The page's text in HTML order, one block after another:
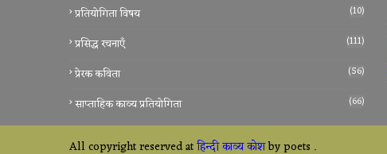
प्रतियोगिता विषय (10)
प्रसिद्ध रचनाएँ (111)
प्रेरक कविता (56)
साप्ताहिक काव्य प्रतियोगिता (66)
All copyright reserved atहिन्दी काव्य कोशby poets .